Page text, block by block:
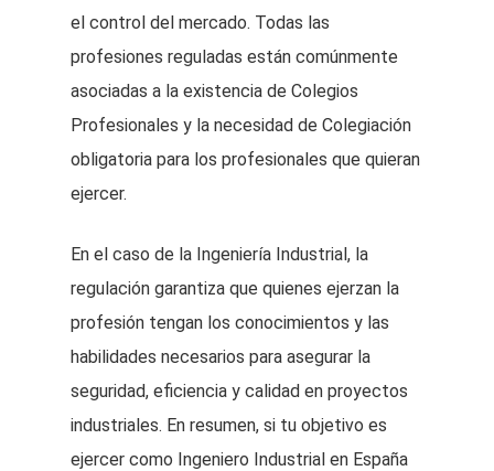
el control del mercado. Todas las
profesiones reguladas están comúnmente
asociadas a la existencia de Colegios
Profesionales y la necesidad de Colegiación
obligatoria para los profesionales que quieran
ejercer.
En el caso de la Ingeniería Industrial, la
regulación garantiza que quienes ejerzan la
profesión tengan los conocimientos y las
habilidades necesarios para asegurar la
seguridad, eficiencia y calidad en proyectos
industriales. En resumen, si tu objetivo es
ejercer como Ingeniero Industrial en España